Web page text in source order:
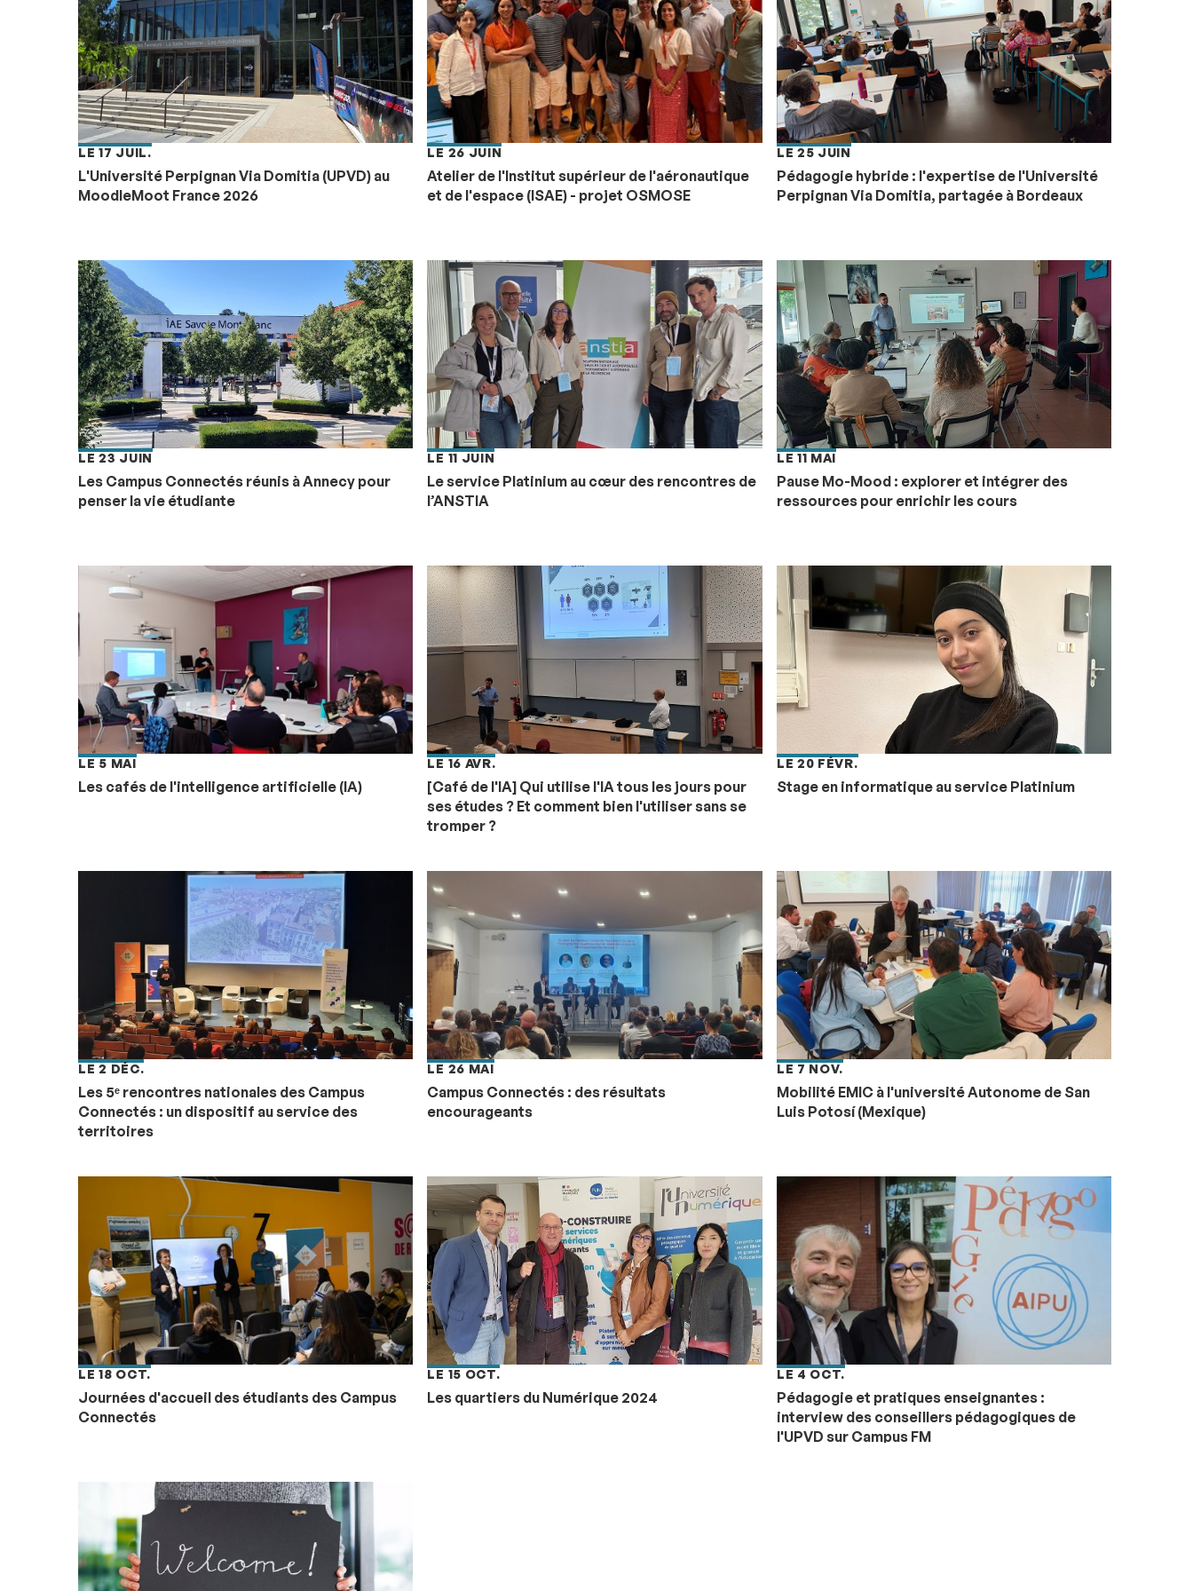
LE 17 JUIL.
L'Université Perpignan Via Domitia (UPVD) au
MoodleMoot France 2026
LE 26 JUIN
Atelier de l'Institut supérieur de l'aéronautique
et de l'espace (ISAE) - projet OSMOSE
LE 25 JUIN
Pédagogie hybride : l'expertise de l'Université
Perpignan Via Domitia, partagée à Bordeaux
LE 23 JUIN
Les Campus Connectés réunis à Annecy pour
penser la vie étudiante
LE 11 JUIN
Le service Platinium au cœur des rencontres de
l’ANSTIA
LE 11 MAI
Pause Mo-Mood : explorer et intégrer des
ressources pour enrichir les cours
LE 5 MAI
Les cafés de l'intelligence artificielle (IA)
LE 16 AVR.
[Café de l'IA] Qui utilise l'IA tous les jours pour
ses études ? Et comment bien l'utiliser sans se
tromper ?
LE 20 FÉVR.
Stage en informatique au service Platinium
LE 2 DÉC.
Les 5ᵉ rencontres nationales des Campus
Connectés : un dispositif au service des
territoires
LE 26 MAI
Campus Connectés : des résultats
encourageants
LE 7 NOV.
Mobilité EMIC à l'université Autonome de San
Luis Potosí (Mexique)
LE 18 OCT.
Journées d'accueil des étudiants des Campus
Connectés
LE 15 OCT.
Les quartiers du Numérique 2024
LE 4 OCT.
Pédagogie et pratiques enseignantes :
interview des conseillers pédagogiques de
l'UPVD sur Campus FM